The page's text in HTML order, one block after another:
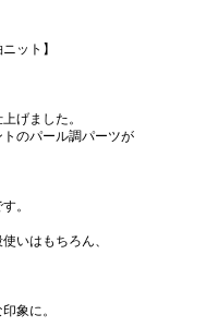
ット】
げました。
のパール調パーツが
。
いはもちろん、
象に。